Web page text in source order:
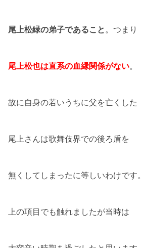
尾上松緑の弟子であること 。つまり
尾上松也は直系の血縁関係がない。
故に自身の若いうちに父を亡くした
尾上さんは歌舞伎界での後ろ盾を
無くしてしまったに等しいわけです。
上の項目でも触れましたが当時は